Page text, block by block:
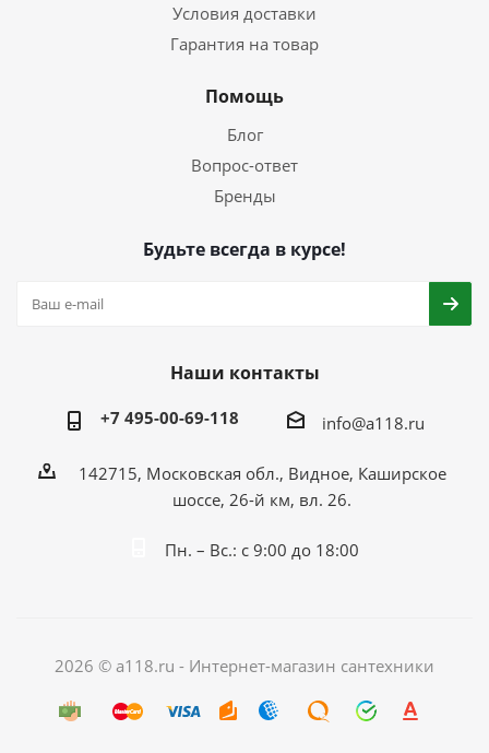
Условия доставки
Гарантия на товар
Помощь
Блог
Вопрос-ответ
Бренды
Будьте всегда в курсе!
Наши контакты
+7 495-00-69-118 info@a118.ru
142715, Московская обл., Видное, Каширское
шоссе, 26-й км, вл. 26.
Пн. – Вс.: с 9:00 до 18:00
2026 © a118.ru - Интернет-магазин сантехники